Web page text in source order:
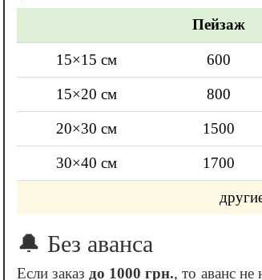
Пейзаж
15×15 см 600
15×20 см 800
20×30 см 1500
30×40 см 1700
🔔 Без аванса
Если заказ до 1000 грн., то аванс